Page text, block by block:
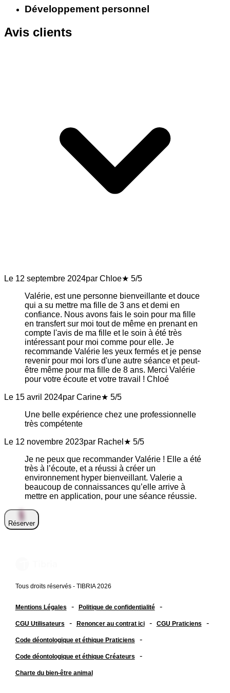
Développement personnel
Avis clients
Le 12 septembre 2024par Chloe★ 5/5
Valérie, est une personne bienveillante et douce
qui a su mettre ma fille de 3 ans et demi en
confiance. Nous avons fais le soin pour ma fille
en transfert sur moi tout de même en prenant en
compte l'avis de ma fille et le soin à été très
intéressant pour moi comme pour elle. Je
recommande Valérie les yeux fermés et je pense
revenir pour moi lors d'une autre séance et peut-
être même pour ma fille de 8 ans. Merci Valérie
pour votre écoute et votre travail ! Chloé
Le 15 avril 2024par Carine★ 5/5
Une belle expérience chez une professionnelle
très compétente
Le 12 novembre 2023par Rachel ★ 5/5
Je ne peux que recommander Valérie ! Elle a été
très à l’écoute, et a réussi à créer un
environnement hyper bienveillant. Valerie a
beaucoup de connaissances qu’elle arrive à
mettre en application, pour une séance réussie.
Réserver
Tous droits réservés - TIBRIA 2026
Mentions Légales - Politique de confidentialité -
CGU Utilisateurs - Renoncer au contrat ici - CGU Praticiens -
Code déontologique et éthique Praticiens -
Code déontologique et éthique Créateurs -
Charte du bien-être animal